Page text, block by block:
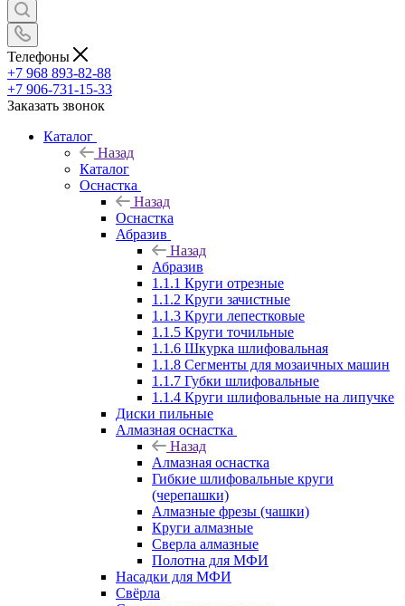
Телефоны
+7 968 893-82-88
+7 906-731-15-33
Заказать звонок
Каталог
Назад
Каталог
Оснастка
Назад
Оснастка
Абразив
Назад
Абразив
1.1.1 Круги отрезные
1.1.2 Круги зачистные
1.1.3 Круги лепестковые
1.1.5 Круги точильные
1.1.6 Шкурка шлифовальная
1.1.8 Сегменты для мозаичных машин
1.1.7 Губки шлифовальные
1.1.4 Круги шлифовальные на липучке
Диски пильные
Алмазная оснастка
Назад
Алмазная оснастка
Гибкие шлифовальные круги
(черепашки)
Алмазные фрезы (чашки)
Круги алмазные
Сверла алмазные
Полотна для МФИ
Насадки для МФИ
Свёрла